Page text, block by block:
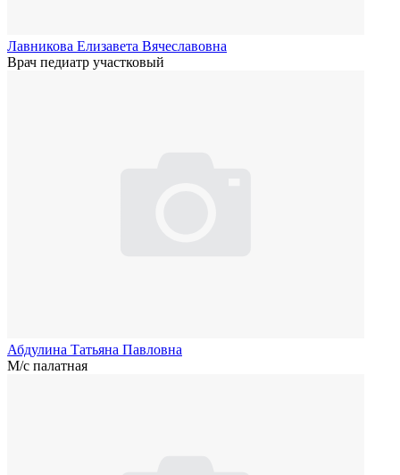
Лавникова Елизавета Вячеславовна
Врач педиатр участковый
Абдулина Татьяна Павловна
М/с палатная